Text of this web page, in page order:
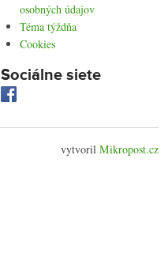
osobných údajov
Téma týždňa
Cookies
Sociálne siete
vytvoril Mikropost.cz